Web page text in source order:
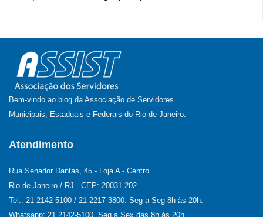
Bem-vindo ao blog da Associação de Servidores
Municipais, Estaduais e Federais do Rio de Janeiro.
Atendimento
Rua Senador Dantas, 45 - Loja A - Centro
Rio de Janeiro / RJ - CEP: 20031-202
Tel.: 21 2142-5100 / 21 2217-3800. Seg a Seg 8h às 20h.
Whatsapp: 21 2142-5100. Seg a Sex das 8h às 20h